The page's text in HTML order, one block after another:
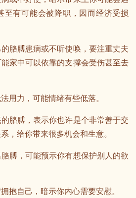
至有可能会被降职，因而经济受损
膊患病或不听使唤，要注重丈夫
家中可以依靠的支撑会受伤甚至去
力，可能情绪有些低落。
膊，表示你也许是个非常善于交
，给你带来很多机会和生意。
，可能预示你有想保护别人的欲
自己，暗示你内心需要安慰。